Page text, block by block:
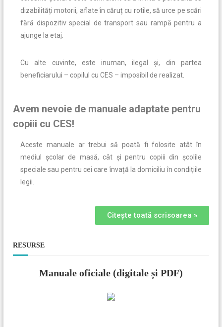
dizabilități motorii, aflate în căruț cu rotile, să urce pe scări
fără dispozitiv special de transport sau rampă pentru a
ajunge la etaj.
Cu alte cuvinte, este inuman, ilegal și, din partea
beneficiarului – copilul cu CES – imposibil de realizat.
Avem nevoie de manuale adaptate pentru
copiii cu CES!
Aceste manuale ar trebui să poată fi folosite atât în
mediul școlar de masă, cât și pentru copiii din școlile
speciale sau pentru cei care învață la domiciliu în condițiile
legii.
Citește toată scrisoarea »
RESURSE
Manuale oficiale (digitale și PDF)